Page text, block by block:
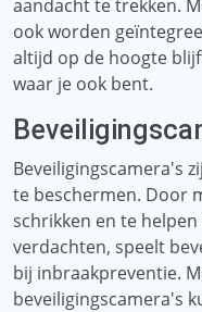
aandacht te trekken.
ook worden
altijd op de hoogte
waar je ook bent.
Beveiligingscamera's
te beschermen. Door
schrikken en te
verdachten, speelt
bij inbraakpreventie.
beveiligingscamera's